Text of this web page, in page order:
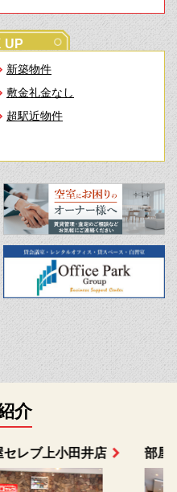
UP
新築物件
敷金礼金なし
超駅近物件
介
部屋セレブ中村店